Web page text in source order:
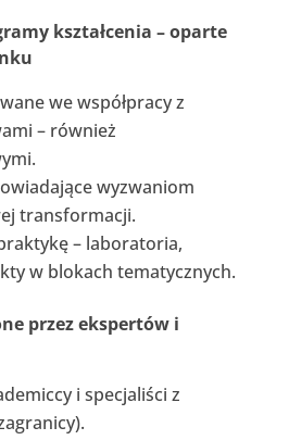
kształcenia – oparte
we współpracy z
– również
wyzwaniom
transformacji.
– laboratoria,
w blokach tematycznych.
przez ekspertów i
i specjaliści z